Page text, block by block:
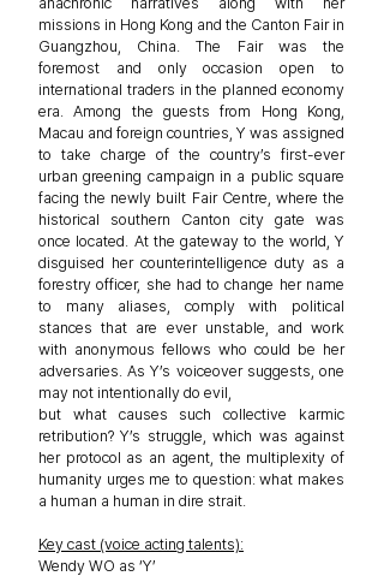
missions in Hong Kong and the Canton Fair in
Guangzhou, China. The Fair was the
foremost and only occasion open to
international traders in the planned economy
era. Among the guests from Hong Kong,
Macau and foreign countries, Y was assigned
to take charge of the country’s first-ever
urban greening campaign in a public square
facing the newly built Fair Centre, where the
historical southern Canton city gate was
once located. At the gateway to the world, Y
disguised her counterintelligence duty as a
forestry officer, she had to change her name
to many aliases, comply with political
stances that are ever unstable, and work
with anonymous fellows who could be her
adversaries. As Y’s voiceover suggests, one
may not intentionally do evil,
but what causes such collective karmic
retribution? Y’s struggle, which was against
her protocol as an agent, the multiplexity of
humanity urges me to question: what makes
a human a human in dire strait.
Key cast (voice acting talents):
Wendy WO as ‘Y’